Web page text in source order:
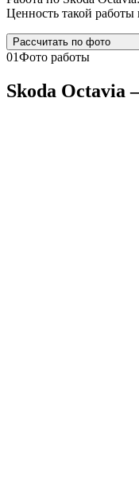
Ценность такой
Рассчитать по фото
01Фото работы
Skoda Octavia